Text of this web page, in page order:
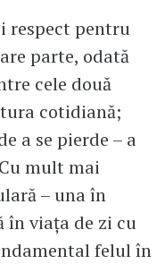
respect pentru
parte, odată
cele două
cotidiană;
a se pierde – a
mult mai
– una în
în viața de zi cu
felul în